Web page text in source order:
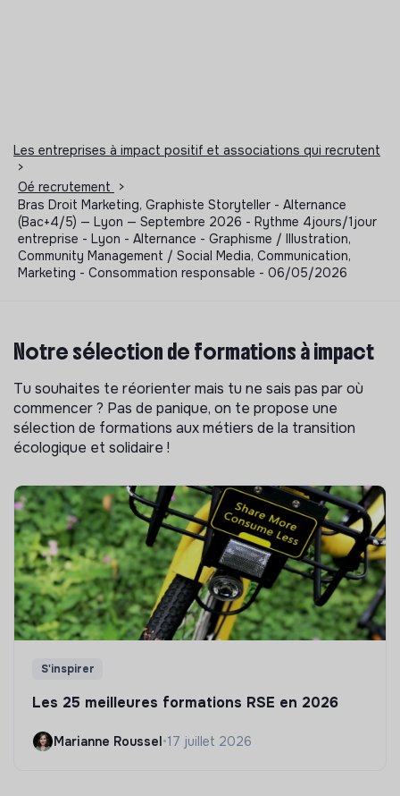
Les entreprises à impact positif et associations qui recrutent
>
Oé recrutement
>
Bras Droit Marketing, Graphiste Storyteller - Alternance
(Bac+4/5) — Lyon — Septembre 2026 - Rythme 4jours/1jour
entreprise - Lyon - Alternance - Graphisme / Illustration,
Community Management / Social Media, Communication,
Marketing - Consommation responsable - 06/05/2026
Notre sélection de formations à impact
Tu souhaites te réorienter mais tu ne sais pas par où
commencer ? Pas de panique, on te propose une
sélection de formations aux métiers de la transition
écologique et solidaire !
S'inspirer
Les 25 meilleures formations RSE en 2026
Marianne Roussel•17 juillet 2026